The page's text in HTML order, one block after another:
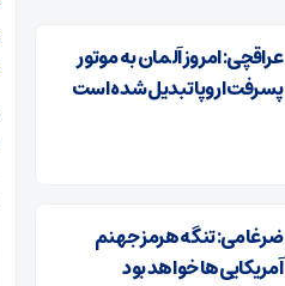
عراقچی: امروز آلمان به موتور
پسرفت اروپا تبدیل شده است
ضرغامی: تنگه هرمز جهنم
آمریکایی‌ها خواهد بود